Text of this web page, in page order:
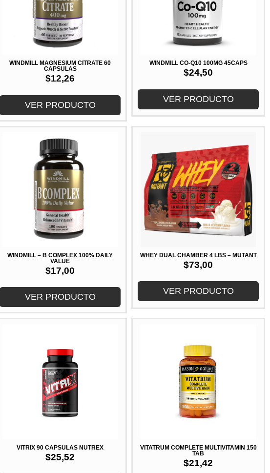
WINDMILL MAGNESIUM CITRATE 60
CAPSULAS
$12,26
VER PRODUCTO
WINDMILL CO-Q10 100MG 45CAPS
$24,50
VER PRODUCTO
WINDMILL – B COMPLEX 100% DAILY
VALUE
$17,00
VER PRODUCTO
WHEY DUAL CHAMBER 4 LBS – MUTANT
$73,00
VER PRODUCTO
VITRIX 90 CAPSULAS NUTREX
$25,52
VITATRUM COMPLETE MULTIVITAMIN 150
TAB
$21,42